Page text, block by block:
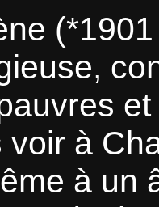
à
à un